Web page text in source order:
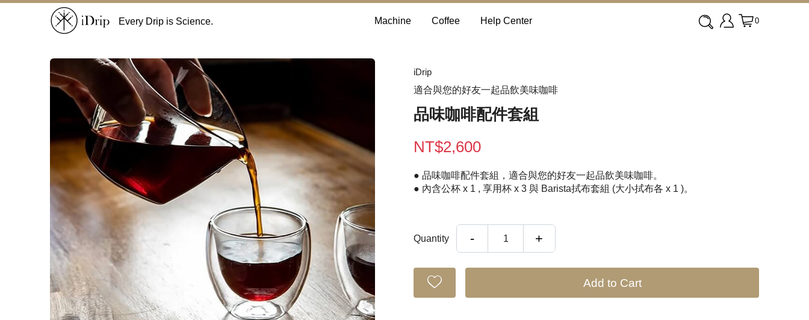
Every Drip is Science. Machine Coffee Help Center 0
iDrip
適合與您的好友一起品飲美味咖啡
品味咖啡配件套組
NT$2,600
● 品味咖啡配件套組，適合與您的好友一起品飲美味咖啡。
● 內含公杯 x 1 , 享用杯 x 3 與 Barista拭布套組 (大小拭布各 x 1 )。
Quantity - 1 +
Add to Cart